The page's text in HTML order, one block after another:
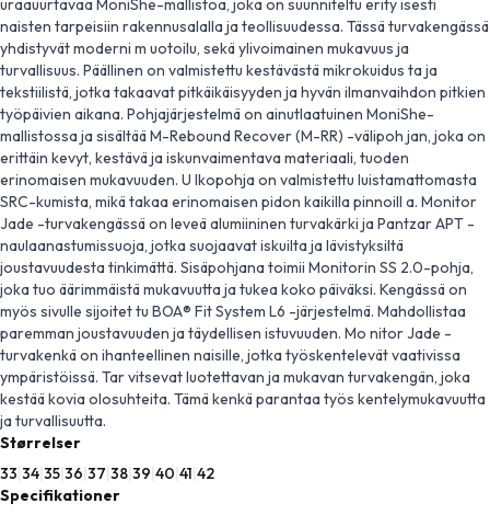
uraauurtavaa MoniShe-mallistoa, joka on suunniteltu erity isesti
naisten tarpeisiin rakennusalalla ja teollisuudessa. Tässä turvakengässä
yhdistyvät moderni m uotoilu, sekä ylivoimainen mukavuus ja
turvallisuus. Päällinen on valmistettu kestävästä mikrokuidus ta ja
tekstiilistä, jotka takaavat pitkäikäisyyden ja hyvän ilmanvaihdon pitkien
työpäivien aikana. Pohjajärjestelmä on ainutlaatuinen MoniShe-
mallistossa ja sisältää M-Rebound Recover (M-RR) -välipoh jan, joka on
erittäin kevyt, kestävä ja iskunvaimentava materiaali, tuoden
erinomaisen mukavuuden. U lkopohja on valmistettu luistamattomasta
SRC-kumista, mikä takaa erinomaisen pidon kaikilla pinnoill a. Monitor
Jade -turvakengässä on leveä alumiininen turvakärki ja Pantzar APT -
naulaanastumissuoja, jotka suojaavat iskuilta ja lävistyksiltä
joustavuudesta tinkimättä. Sisäpohjana toimii Monitorin SS 2.0-pohja,
joka tuo äärimmäistä mukavuutta ja tukea koko päiväksi. Kengässä on
myös sivulle sijoitet tu BOA® Fit System L6 -järjestelmä. Mahdollistaa
paremman joustavuuden ja täydellisen istuvuuden. Mo nitor Jade -
turvakenkä on ihanteellinen naisille, jotka työskentelevät vaativissa
ympäristöissä. Tar vitsevat luotettavan ja mukavan turvakengän, joka
kestää kovia olosuhteita. Tämä kenkä parantaa työs kentelymukavuutta
ja turvallisuutta.
Størrelser
33|34|35|36|37|38|39|40|41|42
Specifikationer